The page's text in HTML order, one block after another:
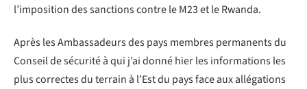
l’imposition des sanctions contre le M23 et le Rwanda.
Après les Ambassadeurs des pays membres permanents du
Conseil de sécurité à qui j’ai donné hier les informations les
plus correctes du terrain à l’Est du pays face aux allégations